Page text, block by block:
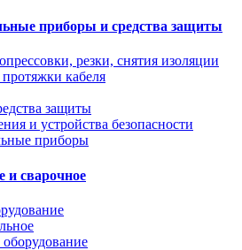
приборы и средства защиты
резки, снятия изоляции
кабеля
защиты
и устройства безопасности
приборы
и сварочное